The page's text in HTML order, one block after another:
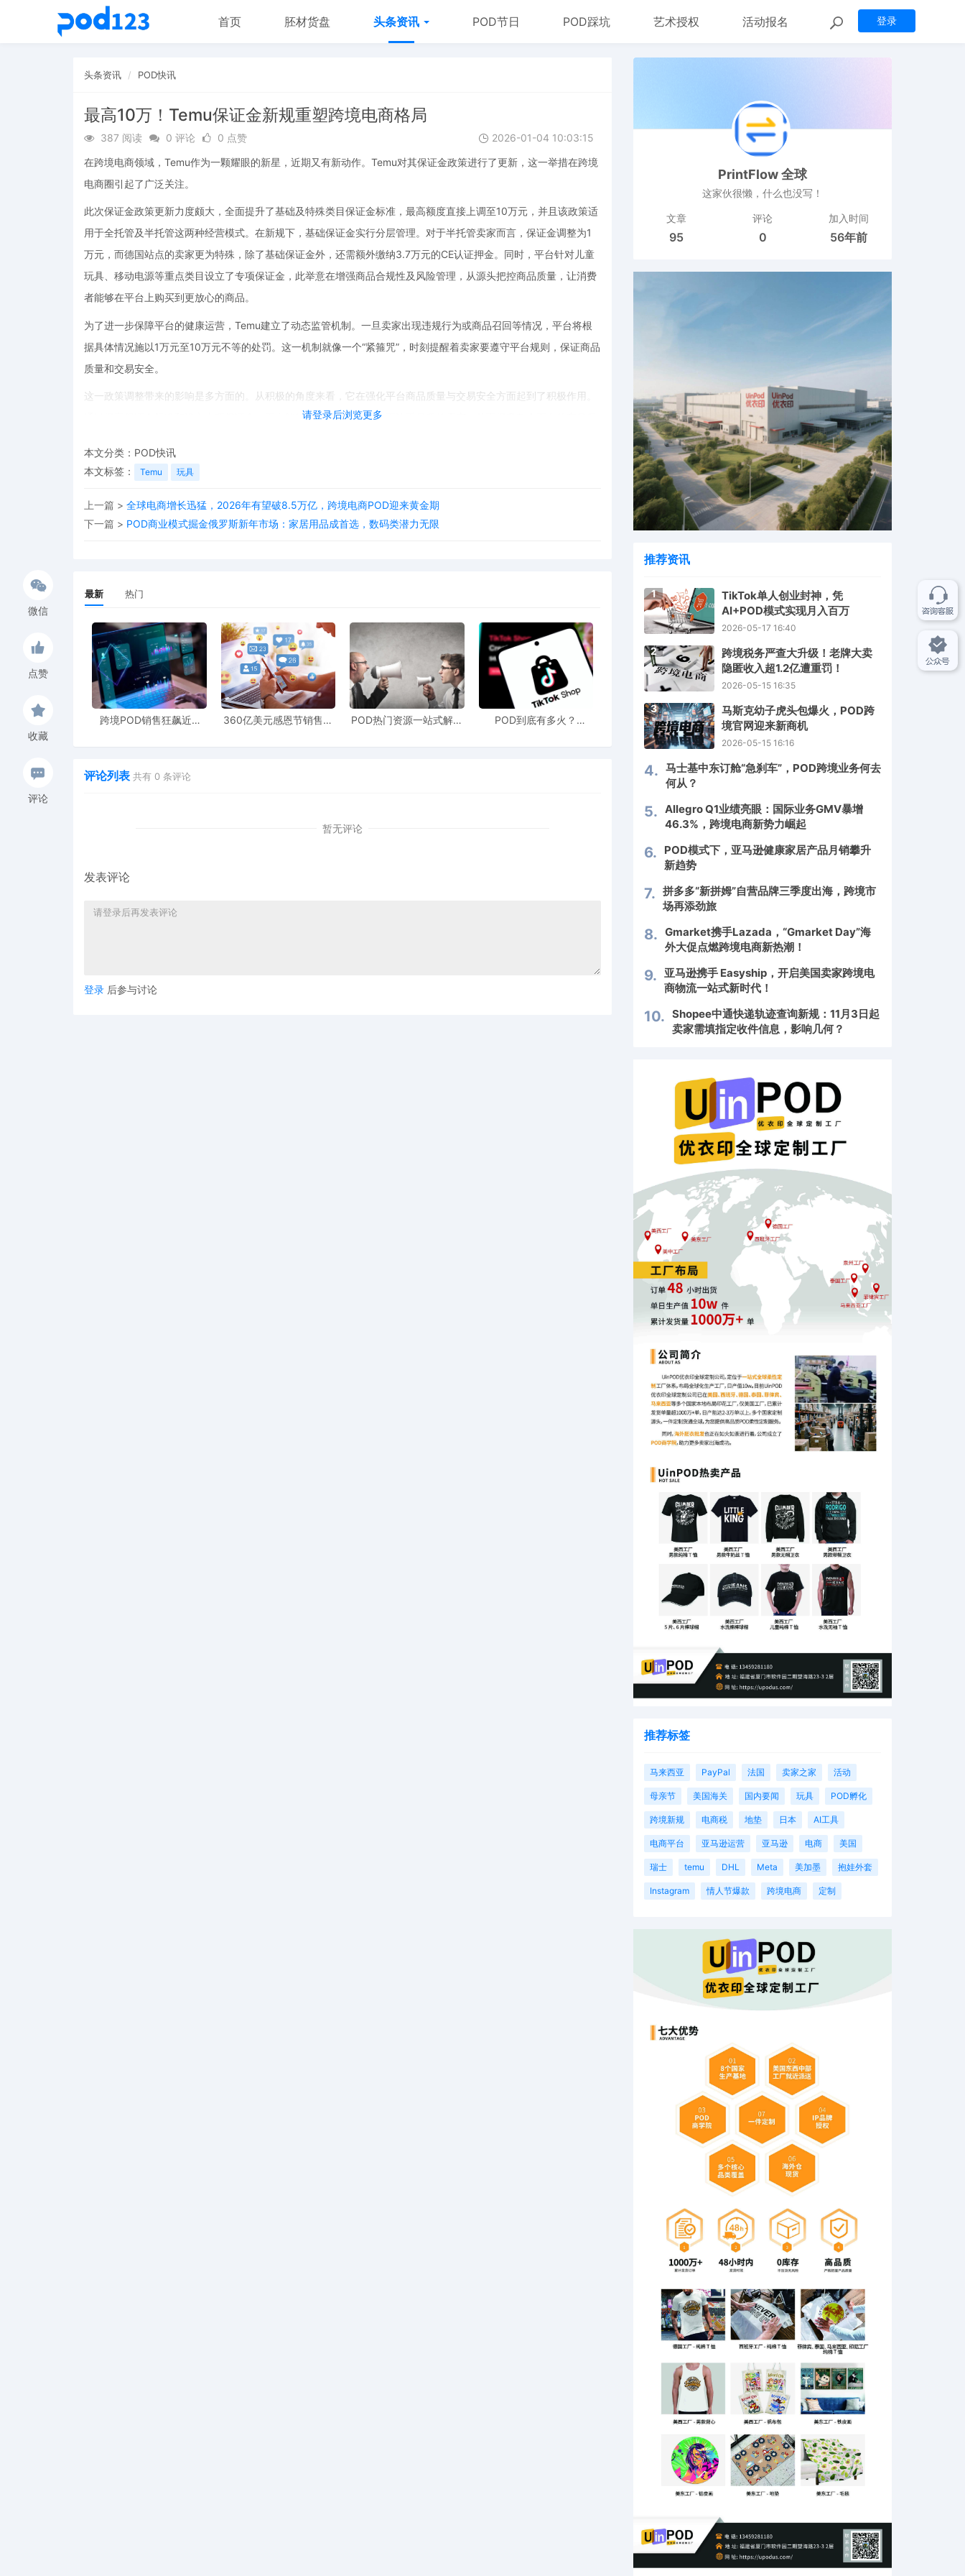
登录
首页 胚材货盘 头条资讯 POD节日 POD踩坑 艺术授权 活动报名
头条资讯 POD快讯
最高10万！Temu保证金新规重塑跨境电商格局
387 阅读 0 评论 0 点赞 2026-01-04 10:03:15
请登录后浏览更多
在跨境电商领域，Temu作为一颗耀眼的新星，近期又有新动作。Temu对其保证金政策进行了更新，这一举措在跨境
电商圈引起了广泛关注。
此次保证金政策更新力度颇大，全面提升了基础及特殊类目保证金标准，最高额度直接上调至10万元，并且该政策适
用于全托管及半托管这两种经营模式。在新规下，基础保证金实行分层管理。对于半托管卖家而言，保证金调整为1
万元，而德国站点的卖家更为特殊，除了基础保证金外，还需额外缴纳3.7万元的CE认证押金。同时，平台针对儿童
玩具、移动电源等重点类目设立了专项保证金，此举意在增强商品合规性及风险管理，从源头把控商品质量，让消费
者能够在平台上购买到更放心的商品。
为了进一步保障平台的健康运营，Temu建立了动态监管机制。一旦卖家出现违规行为或商品召回等情况，平台将根
据具体情况施以1万元至10万元不等的处罚。这一机制就像一个“紧箍咒”，时刻提醒着卖家要遵守平台规则，保证商品
质量和交易安全。
这一政策调整带来的影响是多方面的。从积极的角度来看，它在强化平台商品质量与交易安全方面起到了积极作用。
通过提高保证金标准和设立专项保证金，平台能够筛选出更有实力、更注重品质的卖家，从而提升整个平台的商品质
盖保证金、库存与现金流的综合平衡机制，以应对政策变化。这对于一些小型卖家来说，无疑是一个巨大的挑战。
措。在跨境电商竞争日益激烈的今天，Temu通过不断完善自身的规则和制度，有望在市场中占据更有利的地位，为
消费者和卖家创造一个更加健康、有序的交易环境。
微信
点赞
收藏
评论
本文分类： POD快讯
本文标签：
Temu 玩具
上一篇 > 全球电商增长迅猛，2026年有望破8.5万亿，跨境电商POD迎来黄金期
下一篇 > POD商业模式掘金俄罗斯新年市场：家居用品成首选，数码类潜力无限
最新 热门
跨境POD销售狂飙近5
360亿美元感恩节销售额
POD热门资源一站式解决
POD到底有多火？
评论列表 共有 0 条评论
暂无评论
发表评论
登录 后参与讨论
PrintFlow 全球
这家伙很懒，什么也没写！
文章
95
评论
0
加入时间
56年前
推荐资讯
1
TikTok单人创业封神，凭
AI+POD模式实现月入百万
2026-05-17 16:40
2
跨境税务严查大升级！老牌大卖
隐匿收入超1.2亿遭重罚！
2026-05-15 16:35
3
马斯克幼子虎头包爆火，POD跨
境官网迎来新商机
2026-05-15 16:16
4. 马士基中东订舱“急刹车”，POD跨境业务何去
何从？
5. Allegro Q1业绩亮眼：国际业务GMV暴增
46.3%，跨境电商新势力崛起
6.
POD模式下，亚马逊健康家居产品月销攀升
新趋势
7. 拼多多“新拼姆”自营品牌三季度出海，跨境市
场再添劲旅
8. Gmarket携手Lazada，“Gmarket Day”海
外大促点燃跨境电商新热潮！
9. 亚马逊携手 Easyship，开启美国卖家跨境电
商物流一站式新时代！
10. Shopee中通快递轨迹查询新规：11月3日起
卖家需填指定收件信息，影响几何？
推荐标签
马来西亚 PayPal 法国 卖家之家 活动
母亲节 美国海关 国内要闻 玩具 POD孵化
跨境新规 电商税 地垫 日本 AI工具
电商平台 亚马逊运营 亚马逊 电商 美国
瑞士 temu DHL Meta 美加墨 抱娃外套
Instagram 情人节爆款 跨境电商 定制